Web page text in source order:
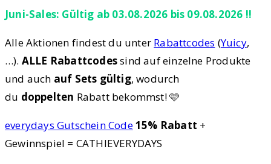
Juni-Sales: Gültig ab 03.08.2026 bis 09.08.2026 !!
Alle Aktionen findest du unter Rabattcodes (Yuicy,
…). ALLE Rabattcodessind auf einzelne Produkte
und auch auf Sets gültig, wodurch
du doppelten Rabatt bekommst! 🩷
everydays Gutschein Code15% Rabatt +
Gewinnspiel = CATHIEVERYDAYS